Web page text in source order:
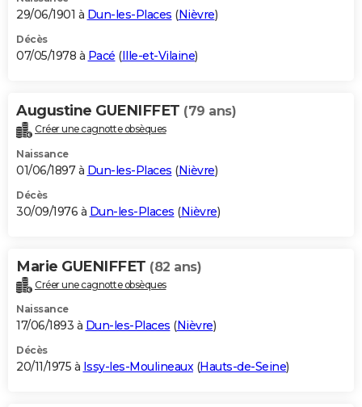
29/06/1901 à Dun-les-Places (Nièvre)
Décès
07/05/1978 à Pacé (Ille-et-Vilaine)
Augustine GUENIFFET (79 ans)
Créer une cagnotte obsèques
Naissance
01/06/1897 à Dun-les-Places (Nièvre)
Décès
30/09/1976 à Dun-les-Places (Nièvre)
Marie GUENIFFET (82 ans)
Créer une cagnotte obsèques
Naissance
17/06/1893 à Dun-les-Places (Nièvre)
Décès
20/11/1975 à Issy-les-Moulineaux(Hauts-de-Seine)